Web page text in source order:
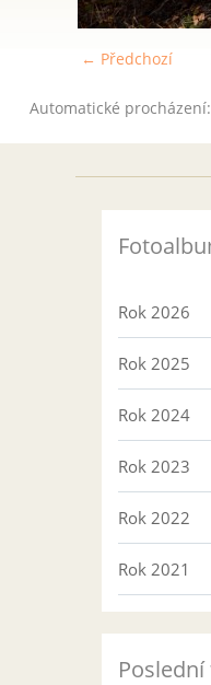
← Předchozí
Automatické procházení:
Rok 2026
Rok 2025
Rok 2024
Rok 2023
Rok 2022
Rok 2021